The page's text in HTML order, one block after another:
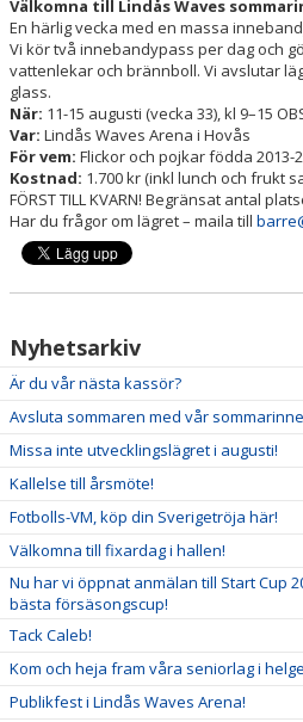
MATCHER
INFORMATION CAFÉ
FÖRSÄLJNINGSAKTIVITET
BILDGALLERI
DOKUMENT
Välkomna till Lindås Waves
En härlig vecka med en massa
Vi kör två innebandypass per dag och
vattenlekar och brännboll. Vi avslutar
glass.
När: 11-15 augusti (vecka 33), kl 9–15
Var: Lindås Waves Arena i Hovås
För vem: Flickor och pojkar födda 2013-
Kostnad: 1.700 kr (inkl lunch och frukt
FÖRST TILL KVARN! Begränsat antal
Har du frågor om lägret – maila till
Nyhetsarkiv
Är du vår nästa kassör?
Avsluta sommaren med vår
Missa inte utvecklingslägret i augusti!
Kallelse till årsmöte!
Fotbolls-VM, köp din Sverigetröja här!
Välkomna till fixardag i hallen!
Nu har vi öppnat anmälan till Start Cup
bästa försäsongscup!
Tack Caleb!
Kom och heja fram våra seniorlag i
Publikfest i Lindås Waves Arena!